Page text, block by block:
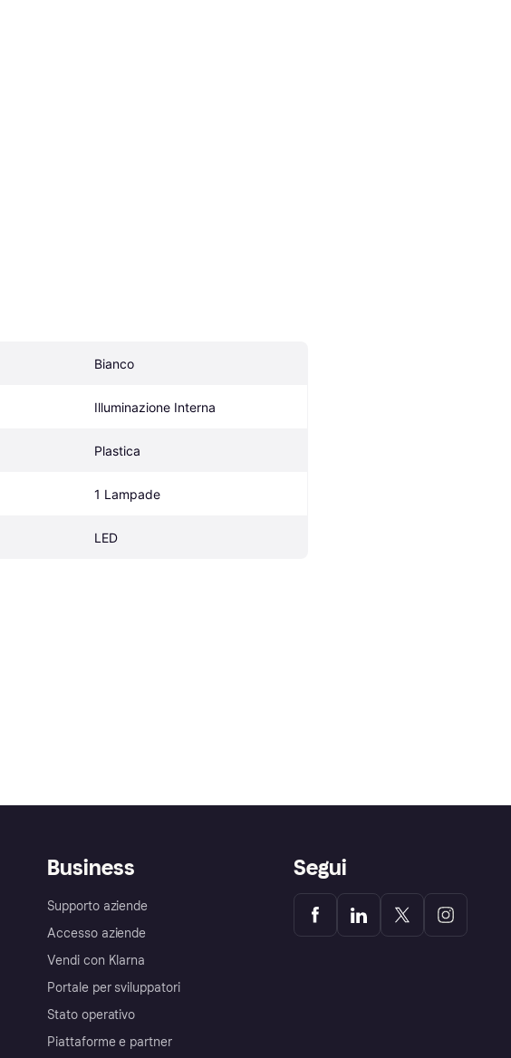
Bianco
Illuminazione Interna
Plastica
1 Lampade
LED
Business
Supporto aziende
Accesso aziende
Vendi con Klarna
Portale per sviluppatori
Stato operativo
Piattaforme e partner
Segui